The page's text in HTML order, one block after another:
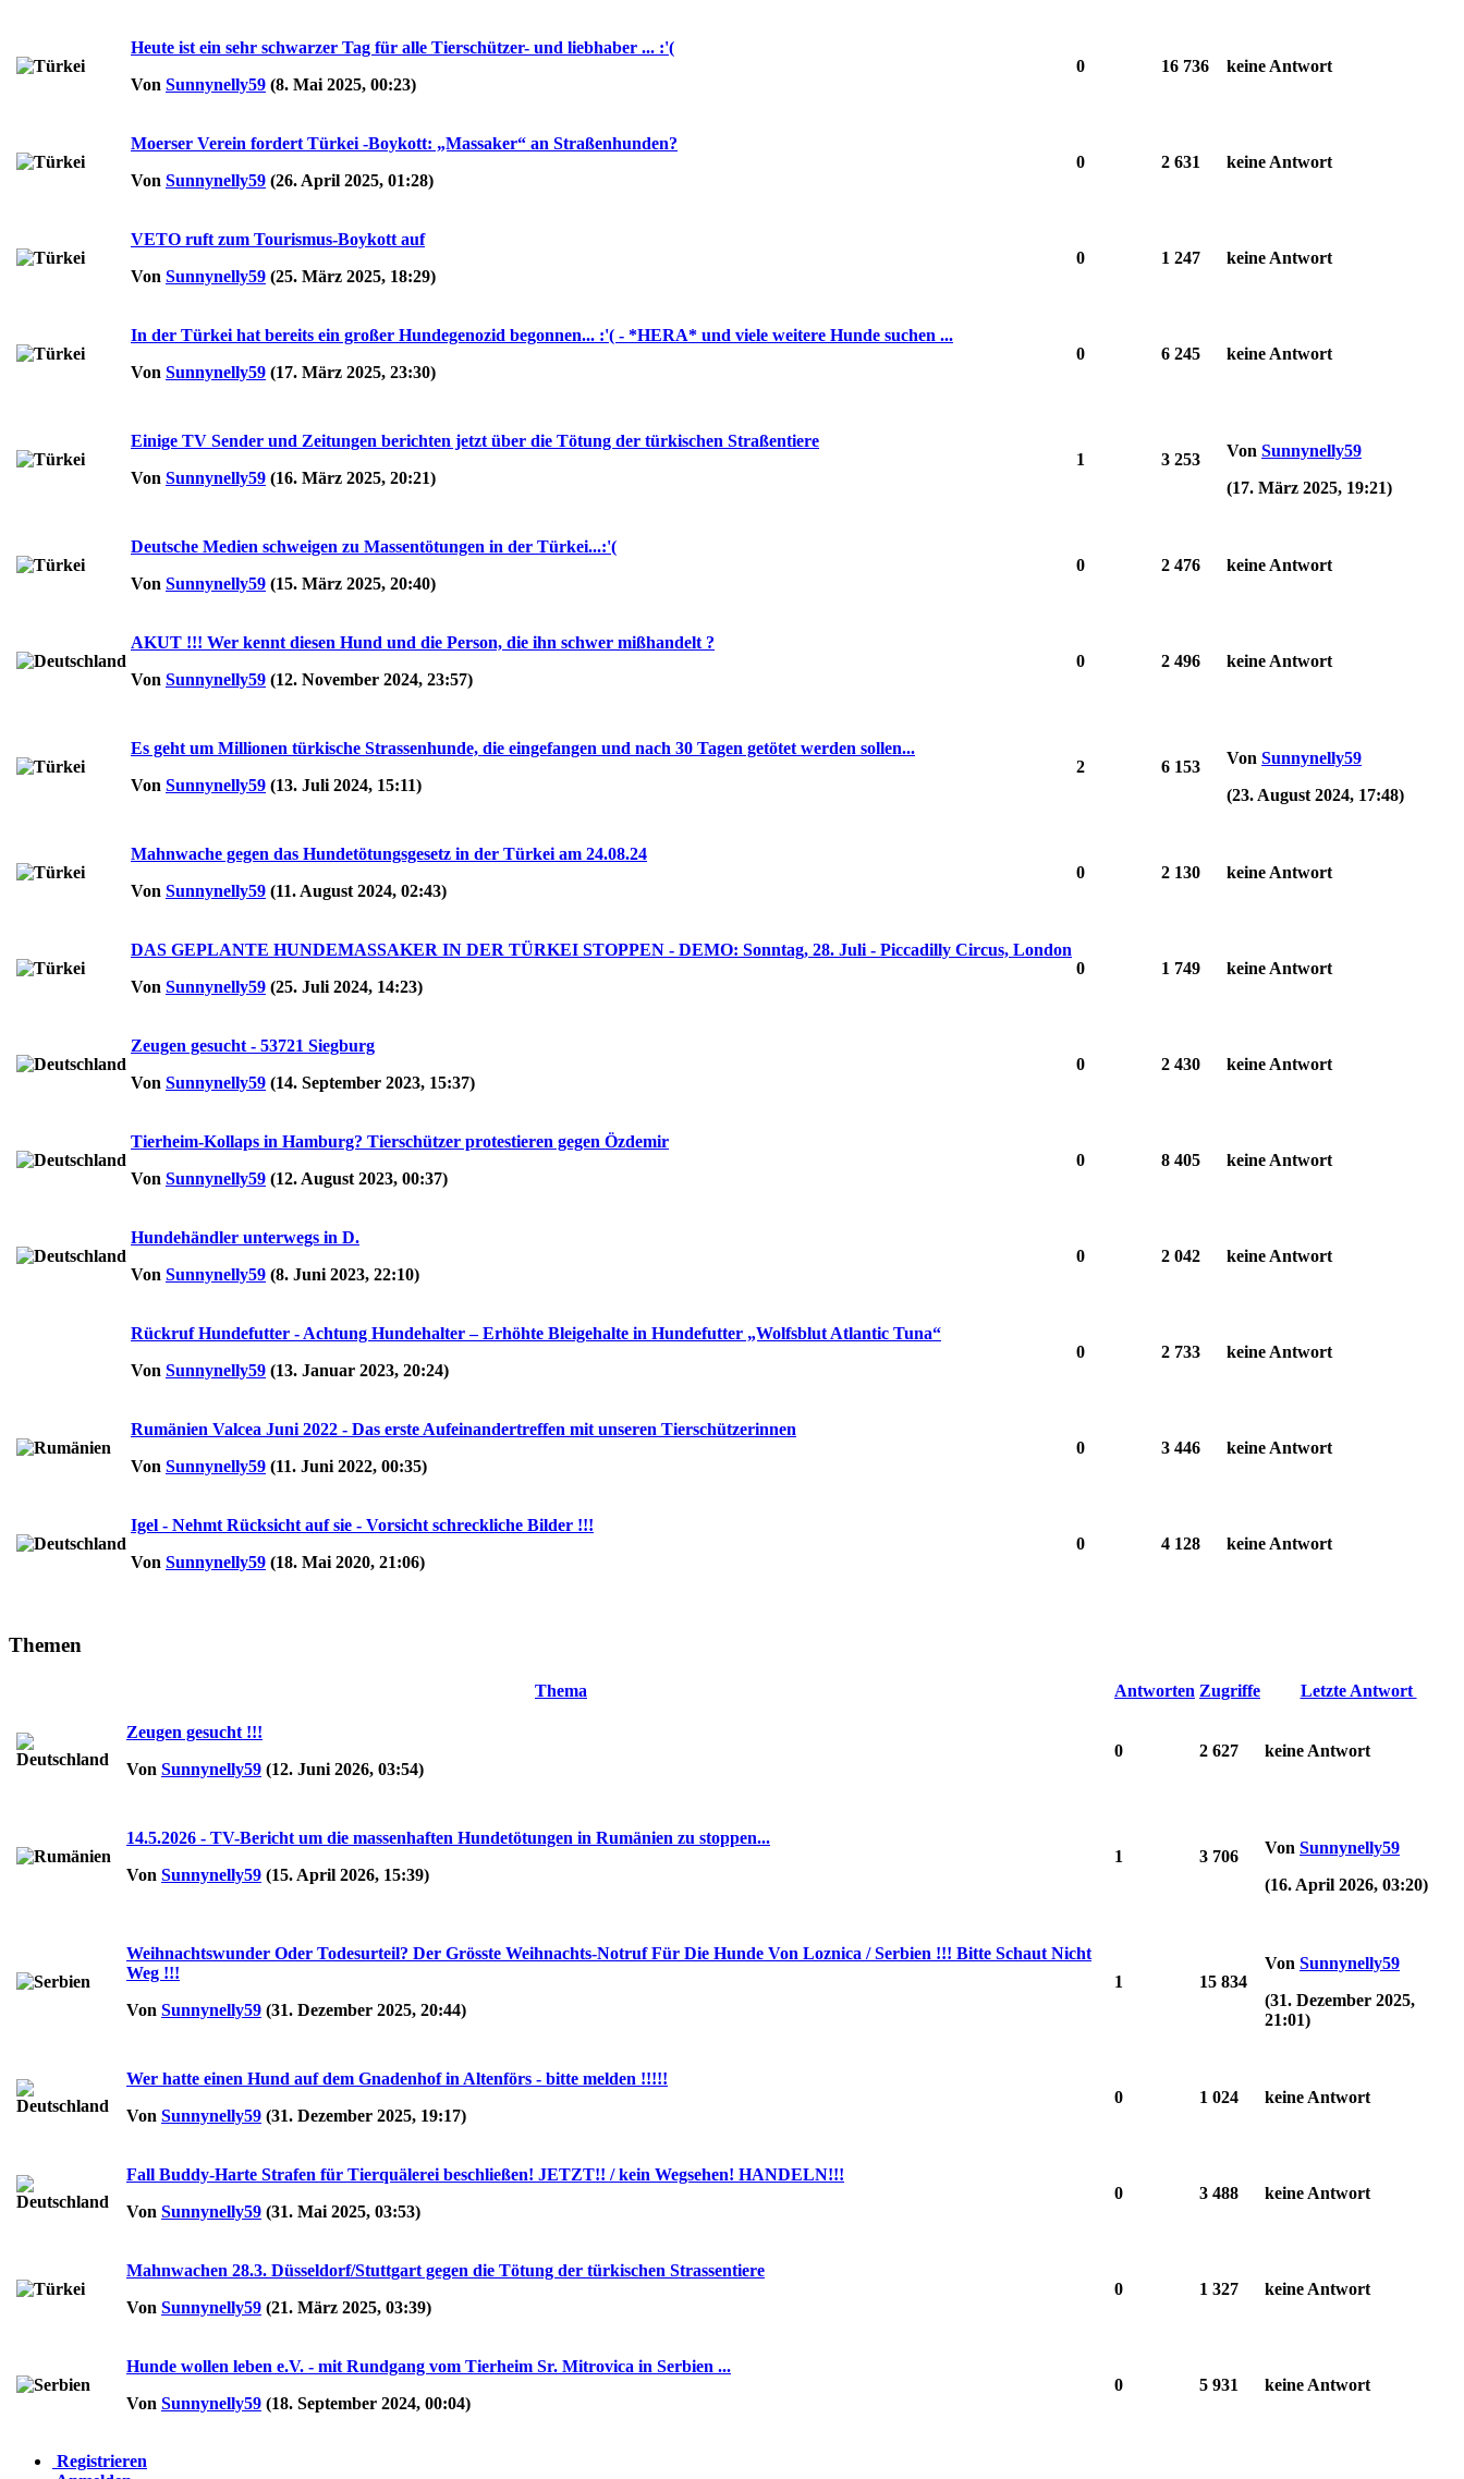
Heute ist ein sehr schwarzer Tag für alle Tierschützer- und liebhaber ... :'(
Von Sunnynelly59 (8. Mai 2025, 00:23)
0 16 736 keine Antwort
Moerser Verein fordert Türkei -Boykott: „Massaker“ an Straßenhunden?
Von Sunnynelly59 (26. April 2025, 01:28)
0 2 631 keine Antwort
VETO ruft zum Tourismus-Boykott auf
Von Sunnynelly59 (25. März 2025, 18:29)
0 1 247 keine Antwort
In der Türkei hat bereits ein großer Hundegenozid begonnen... :'( - *HERA* und viele weitere Hunde suchen ...
Von Sunnynelly59 (17. März 2025, 23:30)
0 6 245 keine Antwort
Einige TV Sender und Zeitungen berichten jetzt über die Tötung der türkischen Straßentiere
Von Sunnynelly59 (16. März 2025, 20:21)
1 3 253 Von Sunnynelly59
(17. März 2025, 19:21)
Deutsche Medien schweigen zu Massentötungen in der Türkei...:'(
Von Sunnynelly59 (15. März 2025, 20:40)
0 2 476 keine Antwort
AKUT !!! Wer kennt diesen Hund und die Person, die ihn schwer mißhandelt ?
Von Sunnynelly59 (12. November 2024, 23:57)
0 2 496 keine Antwort
Es geht um Millionen türkische Strassenhunde, die eingefangen und nach 30 Tagen getötet werden sollen...
Von Sunnynelly59 (13. Juli 2024, 15:11)
2 6 153 Von Sunnynelly59
(23. August 2024, 17:48)
Mahnwache gegen das Hundetötungsgesetz in der Türkei am 24.08.24
Von Sunnynelly59 (11. August 2024, 02:43)
0 2 130 keine Antwort
DAS GEPLANTE HUNDEMASSAKER IN DER TÜRKEI STOPPEN - DEMO: Sonntag, 28. Juli - Piccadilly Circus, London
Von Sunnynelly59 (25. Juli 2024, 14:23)
0 1 749 keine Antwort
Zeugen gesucht - 53721 Siegburg
Von Sunnynelly59 (14. September 2023, 15:37)
0 2 430 keine Antwort
Tierheim-Kollaps in Hamburg? Tierschützer protestieren gegen Özdemir
Von Sunnynelly59 (12. August 2023, 00:37)
0 8 405 keine Antwort
Hundehändler unterwegs in D.
Von Sunnynelly59 (8. Juni 2023, 22:10)
0 2 042 keine Antwort
Rückruf Hundefutter - Achtung Hundehalter – Erhöhte Bleigehalte in Hundefutter „Wolfsblut Atlantic Tuna“
Von Sunnynelly59 (13. Januar 2023, 20:24)
0 2 733 keine Antwort
Rumänien Valcea Juni 2022 - Das erste Aufeinandertreffen mit unseren Tierschützerinnen
Von Sunnynelly59 (11. Juni 2022, 00:35)
0 3 446 keine Antwort
Igel - Nehmt Rücksicht auf sie - Vorsicht schreckliche Bilder !!!
Von Sunnynelly59 (18. Mai 2020, 21:06)
0 4 128 keine Antwort
Themen
Thema Antworten Zugriffe Letzte Antwort
Zeugen gesucht !!!
Von Sunnynelly59 (12. Juni 2026, 03:54)
0 2 627 keine Antwort
14.5.2026 - TV-Bericht um die massenhaften Hundetötungen in Rumänien zu stoppen...
Von Sunnynelly59 (15. April 2026, 15:39)
1 3 706 Von Sunnynelly59
(16. April 2026, 03:20)
Weihnachtswunder Oder Todesurteil? Der Grösste Weihnachts-Notruf Für Die Hunde Von Loznica / Serbien !!! Bitte Schaut Nicht
Weg !!!
Von Sunnynelly59 (31. Dezember 2025, 20:44)
1 15 834
Von Sunnynelly59
(31. Dezember 2025,
21:01)
Wer hatte einen Hund auf dem Gnadenhof in Altenförs - bitte melden !!!!!
Von Sunnynelly59 (31. Dezember 2025, 19:17)
0 1 024 keine Antwort
Fall Buddy-Harte Strafen für Tierquälerei beschließen! JETZT!! / kein Wegsehen! HANDELN!!!
Von Sunnynelly59 (31. Mai 2025, 03:53)
0 3 488 keine Antwort
Mahnwachen 28.3. Düsseldorf/Stuttgart gegen die Tötung der türkischen Strassentiere
Von Sunnynelly59 (21. März 2025, 03:39)
0 1 327 keine Antwort
Hunde wollen leben e.V. - mit Rundgang vom Tierheim Sr. Mitrovica in Serbien ...
Von Sunnynelly59 (18. September 2024, 00:04)
0 5 931 keine Antwort
Registrieren